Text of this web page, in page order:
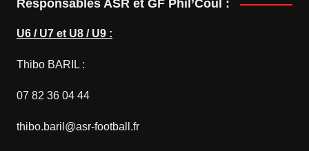
Responsables ASR et GF Phil’Coul :
U6 / U7 et U8 / U9 :
Thibo BARIL :
07 82 36 04 44
thibo.baril@asr-football.fr